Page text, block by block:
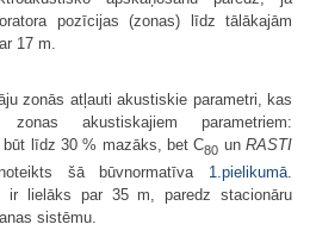
pozīcijas (zonas) līdz tālākajām
17 m.
zonās atļauti akustiskie parametri, kas
akustiskajiem parametriem:
līdz 30 % mazāks, bet C80 unRASTI
šā būvnormatīva 1.pielikumā.
ir lielāks par 35 m, paredz stacionāru
sistēmu.